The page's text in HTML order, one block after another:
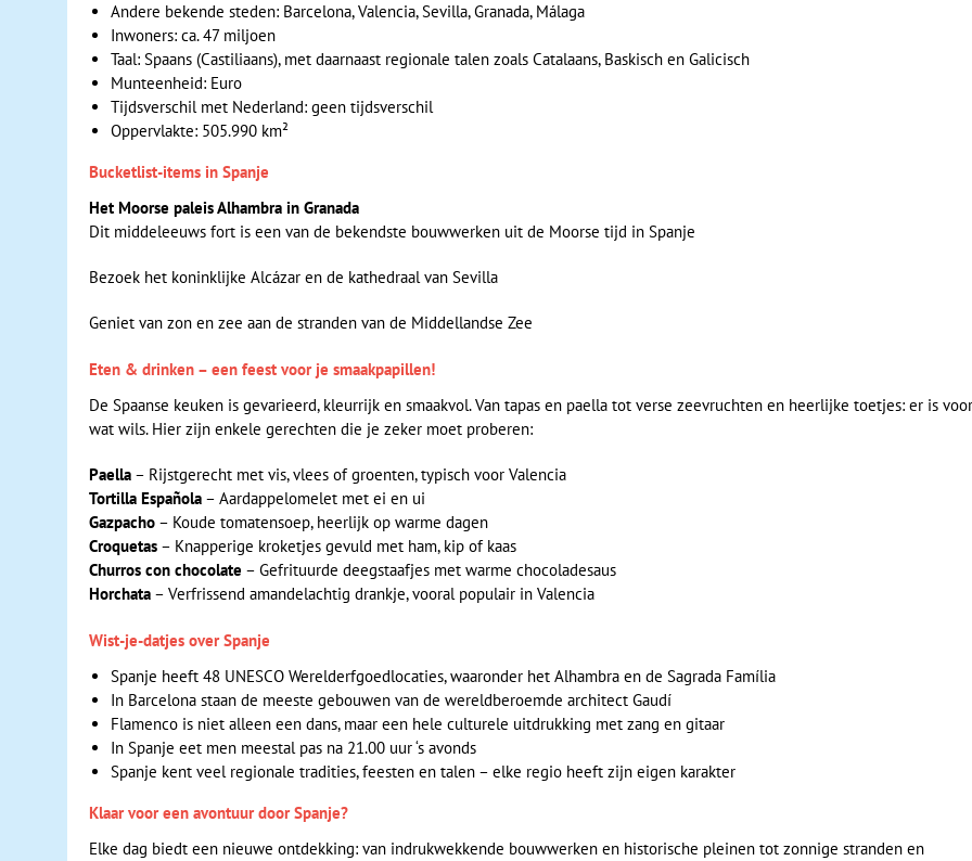
Andere bekende steden: Barcelona, Valencia, Sevilla, Granada, Málaga
Inwoners: ca. 47 miljoen
Taal: Spaans (Castiliaans), met daarnaast regionale talen zoals Catalaans, Baskisch en Galicisch
Munteenheid: Euro
Tijdsverschil met Nederland: geen tijdsverschil
Oppervlakte: 505.990 km²
Bucketlist-items in Spanje
Het Moorse paleis Alhambra in Granada
Dit middeleeuws fort is een van de bekendste bouwwerken uit de Moorse tijd in Spanje
Bezoek het koninklijke Alcázar en de kathedraal van Sevilla
Geniet van zon en zee aan de stranden van de Middellandse Zee
Eten & drinken – een feest voor je smaakpapillen!
De Spaanse keuken is gevarieerd, kleurrijk en smaakvol. Van tapas en paella tot verse zeevruchten en heerlijke toetjes: er is
wat wils. Hier zijn enkele gerechten die je zeker moet proberen:
Paella – Rijstgerecht met vis, vlees of groenten, typisch voor Valencia
Tortilla Española – Aardappelomelet met ei en ui
Gazpacho – Koude tomatensoep, heerlijk op warme dagen
Croquetas – Knapperige kroketjes gevuld met ham, kip of kaas
Churros con chocolate – Gefrituurde deegstaafjes met warme chocoladesaus
Horchata – Verfrissend amandelachtig drankje, vooral populair in Valencia
Wist-je-datjes over Spanje
Spanje heeft 48 UNESCO Werelderfgoedlocaties, waaronder het Alhambra en de Sagrada Família
In Barcelona staan de meeste gebouwen van de wereldberoemde architect Gaudí
Flamenco is niet alleen een dans, maar een hele culturele uitdrukking met zang en gitaar
In Spanje eet men meestal pas na 21.00 uur ‘s avonds
Spanje kent veel regionale tradities, feesten en talen – elke regio heeft zijn eigen karakter
Klaar voor een avontuur door Spanje?
Elke dag biedt een nieuwe ontdekking: van indrukwekkende bouwwerken en historische pleinen tot zonnige stranden en